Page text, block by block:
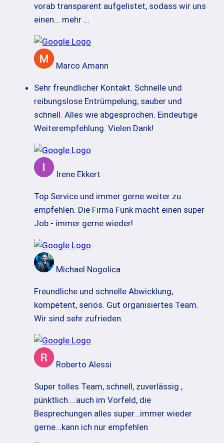
vorab transparent aufgelistet, sodass wir uns
einen... mehr ...
Marco Amann
Sehr freundlicher Kontakt. Schnelle und
reibungslose Entrümpelung, sauber und
schnell. Alles wie abgesprochen. Eindeutige
Weiterempfehlung. Vielen Dank!
Irene Ekkert
Top Service und immer gerne weiter zu
empfehlen. Die Firma Funk macht einen super
Job - immer gerne wieder!
Michael Nogolica
Freundliche und schnelle Abwicklung,
kompetent, seriös. Gut organisiertes Team.
Wir sind sehr zufrieden.
Roberto Alessi
Super tolles Team, schnell, zuverlässig ,
pünktlich....auch im Vorfeld, die
Besprechungen alles super...immer wieder
gerne...kann ich nur empfehlen